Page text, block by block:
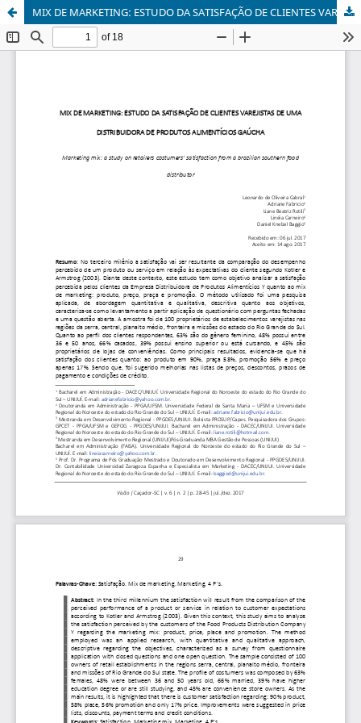
MIX DE MARKETING: ESTUDO DA SATISFAÇÃO DE CLIENTES VAREJISTAS DE UMA DISTRIBUIDORA DE PRODUTOS ALIMENTÍCIOS GAÚCHA